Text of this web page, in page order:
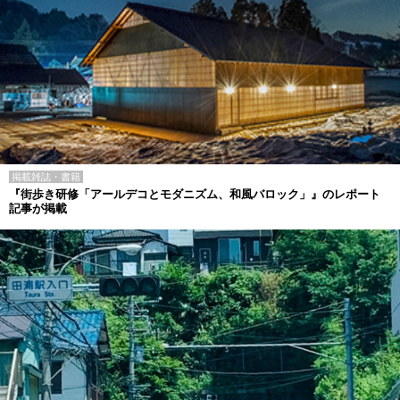
掲載雑誌・書籍
『街歩き研修「アールデコとモダニズム、和風バロック」』のレポート
記事が掲載